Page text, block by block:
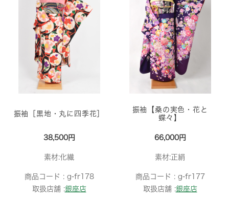
振袖［黒地・丸に四季花］
38,500円
素材:化繊
商品コード : g-fr178
取扱店舗 :銀座店
振袖【桑の実色・花と
蝶々】
66,000円
素材:正絹
商品コード : g-fr177
取扱店舗 :銀座店